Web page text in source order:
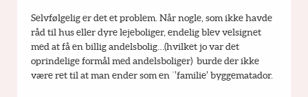
Selvfølgelig er det et problem. Når nogle, som ikke havde
råd til hus eller dyre lejeboliger, endelig blev velsignet
med at få en billig andelsbolig…(hvilket jo var det
oprindelige formål med andelsboliger)  burde der ikke
være ret til at man ender som en ´’familie’ byggematador.